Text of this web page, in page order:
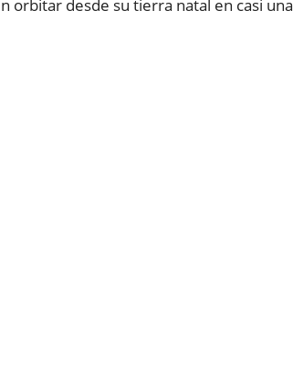
orbitar desde su tierra natal en casi una